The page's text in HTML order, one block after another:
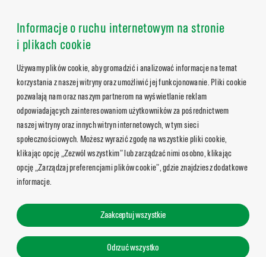
Informacje o ruchu internetowym na stronie
i plikach cookie
Używamy plików cookie, aby gromadzić i analizować informacje na temat
korzystania z naszej witryny oraz umożliwić jej funkcjonowanie. Pliki cookie
pozwalają nam oraz naszym partnerom na wyświetlanie reklam
odpowiadających zainteresowaniom użytkowników za pośrednictwem
naszej witryny oraz innych witryn internetowych, w tym sieci
społecznościowych. Możesz wyrazić zgodę na wszystkie pliki cookie,
klikając opcję „Zezwól wszystkim” lub zarządzać nimi osobno, klikając
opcję „Zarządzaj preferencjami plików cookie”, gdzie znajdziesz dodatkowe
informacje.
Zaakceptuj wszystkie
Odrzuć wszystko